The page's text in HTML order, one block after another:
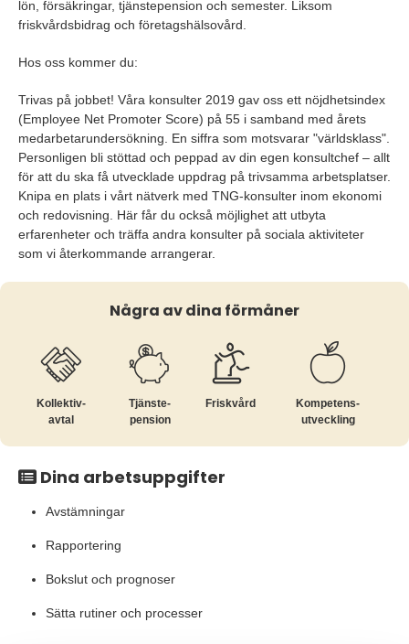
lön, försäkringar, tjänstepension och semester. Liksom
friskvårdsbidrag och företagshälsovård.
Hos oss kommer du:
Trivas på jobbet! Våra konsulter 2019 gav oss ett nöjdhetsindex
(Employee Net Promoter Score) på 55 i samband med årets
medarbetarundersökning. En siffra som motsvarar "världsklass".
Personligen bli stöttad och peppad av din egen konsultchef – allt
för att du ska få utvecklade uppdrag på trivsamma arbetsplatser.
Knipa en plats i vårt nätverk med TNG-konsulter inom ekonomi
och redovisning. Här får du också möjlighet att utbyta
erfarenheter och träffa andra konsulter på sociala aktiviteter
som vi återkommande arrangerar.
Några av dina förmåner
Kollektiv­
avtal
Tjänste­
pension
Friskvård
Kompetens­
utveckling
Dina arbetsuppgifter
Avstämningar
Rapportering
Bokslut och prognoser
Sätta rutiner och processer